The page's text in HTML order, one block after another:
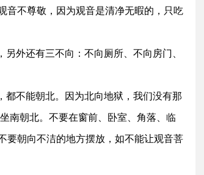
音不尊敬，因为观音是清净无暇的，只吃
外还有三不向：不向厕所、不向房门、
都不能朝北。因为北向地狱，我们没有那
南朝北。不要在窗前、卧室、角落、临
要朝向不洁的地方摆放，如不能让观音菩